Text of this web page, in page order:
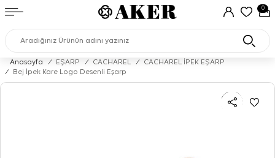
0
Anasayfa / EŞARP / CACHAREL /
CACHAREL İPEK EŞARP
/
Bej İpek Kare Logo Desenli Eşarp